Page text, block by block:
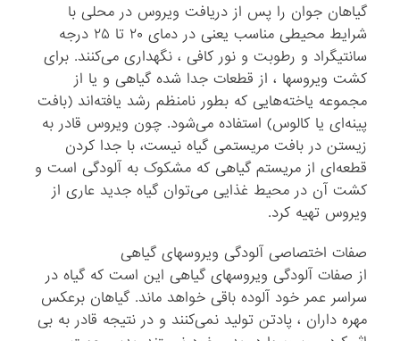
گیاهان جوان را پس از دریافت ویروس در محلی با
شرایط محیطی مناسب یعنی در دمای ۲۰ تا ۲۵ درجه
سانتیگراد و رطوبت و نور کافی ، نگهداری می‌کنند. برای
کشت ویروسها ، از قطعات جدا شده گیاهی و یا از
مجموعه یاخته‌هایی که بطور نامنظم رشد یافته‌اند (بافت
پینه‌ای یا کالوس) استفاده می‌شود. چون ویروس قادر به
زیستن در بافت مریستمی گیاه نیست، با جدا کردن
قطعه‌ای از مریستم گیاهی که مشکوک به آلودگی است و
کشت آن در محیط غذایی می‌توان گیاه جدید عاری از
ویروس تهیه کرد.
صفات اختصاصی آلودگی ویروسهای گیاهی
از صفات آلودگی ویروسهای گیاهی این است که گیاه در
سراسر عمر خود آلوده باقی خواهد ماند. گیاهان برعکس
مهره داران ، پادتن تولید نمی‌کنند و در نتیجه قادر به بی